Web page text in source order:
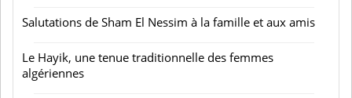
Salutations de Sham El Nessim à la famille et aux amis
Le Hayik, une tenue traditionnelle des femmes
algériennes